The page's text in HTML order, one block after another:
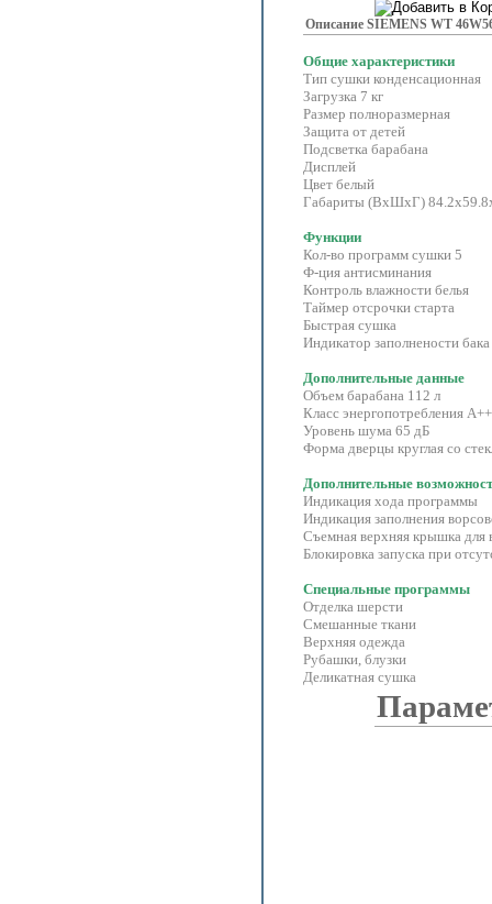
Описание SIEMENS WT
Общие характеристики
Тип сушки конденсационная
Загрузка 7 кг
Размер полноразмерная
Защита от детей
Подсветка барабана
Дисплей
Цвет белый
Габариты (ВхШхГ)
Функции
Кол-во программ сушки 5
Ф-ция антисминания
Контроль влажности белья
Таймер отсрочки старта
Быстрая сушка
Индикатор заполнености
Дополнительные данные
Объем барабана 112 л
Класс энергопотребления A++
Уровень шума 65 дБ
Форма дверцы круглая со
Дополнительные
Индикация хода программы
Индикация заполнения
Съемная верхняя крышка для
Блокировка запуска при
Специальные программы
Отделка шерсти
Смешанные ткани
Верхняя одежда
Рубашки, блузки
Деликатная сушка